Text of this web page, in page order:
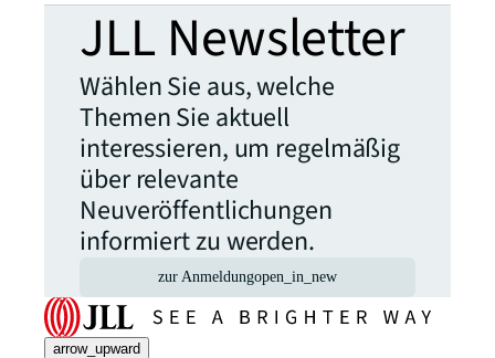
JLL Newsletter
Wählen Sie aus, welche
Themen Sie aktuell
interessieren, um regelmäßig
über relevante
Neuveröffentlichungen
informiert zu werden.
zur Anmeldungopen_in_new
arrow_upward